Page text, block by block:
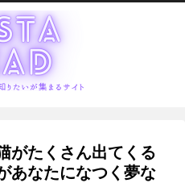
がたくさん出てくる
あなたになつく夢な